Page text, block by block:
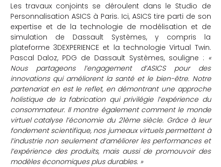
Les travaux conjoints se déroulent dans le Studio de
Personnalisation ASICS à Paris. Ici, ASICS tire parti de son
expertise et de la technologie de modélisation et de
simulation de Dassault Systèmes, y compris la
plateforme 3DEXPERIENCE et la technologie Virtual Twin.
Pascal Daloz, PDG de Dassault Systèmes, souligne : «
Nous partageons l’engagement d’ASICS pour des
innovations qui améliorent la santé et le bien-être. Notre
partenariat en est le reflet, en démontrant une approche
holistique de la fabrication qui privilégie l’expérience du
consommateur. Il montre également comment le monde
virtuel catalyse l’économie du 21ème siècle. Grâce à leur
fondement scientifique, nos jumeaux virtuels permettent à
l’industrie non seulement d’améliorer les performances et
l’expérience des produits, mais aussi de promouvoir des
modèles économiques plus durables. »